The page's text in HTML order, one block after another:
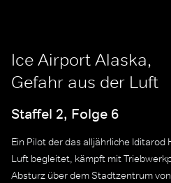
Ice Airport Alaska,
Gefahr aus der Luft
Staffel 2, Folge 6
Ein Pilot der das alljährliche
Luft begleitet, kämpft mit
Absturz über dem Stadtzentrum